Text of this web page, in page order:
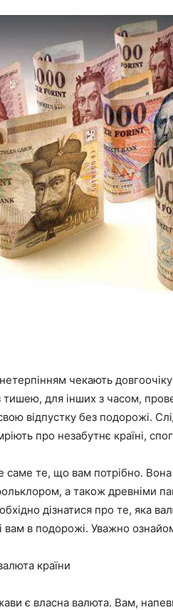
нетерпінням чекають
тишею, для інших з часом,
відпустку без подорожі.
про незабутнє країні,
саме те, що вам потрібно.
а також древніми
дізнатися про те, яка
вам в подорожі. Уважно
країни
є власна валюта. Вам,